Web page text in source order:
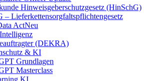
Hinweisgeberschutzgesetz (HinSchG)
– Lieferkettensorgfaltspflichtengesetz
ActNeu
(DEKRA)
& KI
Grundlagen
Masterclass
KI